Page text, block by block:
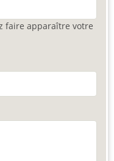
faire apparaître votre